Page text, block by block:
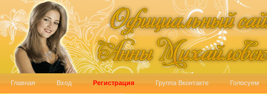
Главная Вход Регистрация Группа Вконтакте Голосуем